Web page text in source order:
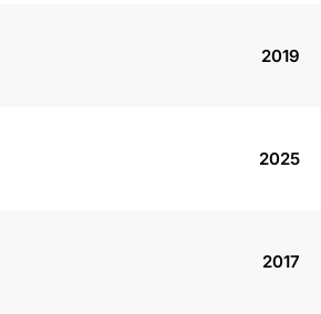
2019
2025
2017